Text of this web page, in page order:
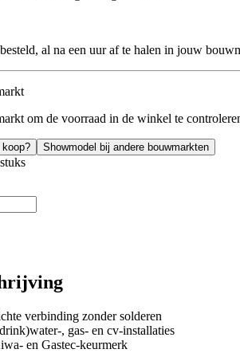
al na een uur af te halen in jouw
om de voorraad in de winkel te
koop? Showmodel bij andere bouwmarkten
verbinding zonder solderen
, gas- en cv-installaties
en Gastec-keurmerk